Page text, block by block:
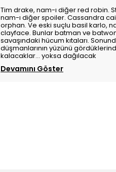
Tim drake, nam-ı diğer red robin.
nam-ı diğer spoiler. Cassandra
orphan. Ve eski suçlu basil karlo,
clayface. Bunlar batman ve
savaşındaki hücum kıtaları.
düşmanlarının yüzünü
kalacaklar… yoksa dağılacak
Devamını Göster